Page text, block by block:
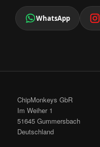
WhatsApp
ChipMonkeys GbR
Im Weiher 1
51645 Gummersbach
Deutschland